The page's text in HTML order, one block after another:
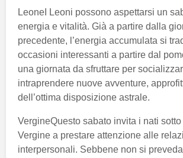
LeoneI Leoni possono aspettarsi un
energia e vitalità. Già a partire dalla
precedente, l’energia accumulata si
occasioni interessanti a partire dal
una giornata da sfruttare per
intraprendere nuove avventure,
dell’ottima disposizione astrale.
VergineQuesto sabato invita i nati
Vergine a prestare attenzione alle
interpersonali. Sebbene non si